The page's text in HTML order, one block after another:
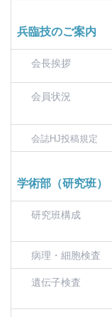
兵臨技のご案内
会長挨拶
会員状況
会誌HJ投稿規定
学術部（研究班）
研究班構成
病理・細胞検査
遺伝子検査